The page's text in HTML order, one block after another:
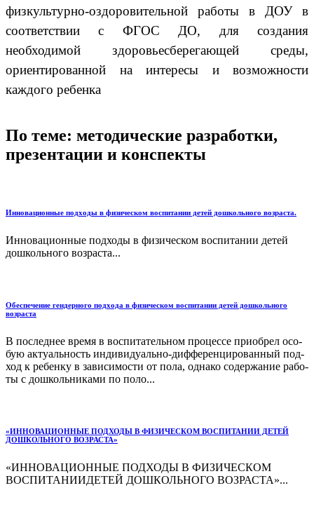
физкультурно-оздоровительной работы в ДОУ в
соответствии с ФГОС ДО, для создания
необходимой здоровьесберегающей среды,
ориентированной на интересы и возможности
каждого ребенка
По теме: методические разработки,
презентации и конспекты
Инновационные подходы в физическом воспитании детей дошкольного возраста.
Инновационные подходы в физическом воспитании детей
дошкольного возраста...
Обеспечение гендерного подхода в физическом воспитании детей дошкольного
возраста
В последнее время в воспита­тельном процессе приобрел осо­
бую актуальность индивидуаль­но-дифференцированный под­
ход к ребенку в зависимости от пола, однако содержание рабо­
ты с дошкольниками по поло­...
«ИННОВАЦИОННЫЕ ПОДХОДЫ В ФИЗИЧЕСКОМ ВОСПИТАНИИ ДЕТЕЙ
ДОШКОЛЬНОГО ВОЗРАСТА»
«ИННОВАЦИОННЫЕ ПОДХОДЫ В ФИЗИЧЕСКОМ
ВОСПИТАНИИДЕТЕЙ ДОШКОЛЬНОГО ВОЗРАСТА»...